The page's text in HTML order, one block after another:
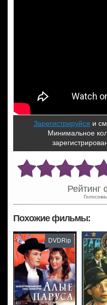
Зарегистрируйся и
Минимальное
Рейтинг
Похожие фильмы:
DVDRip